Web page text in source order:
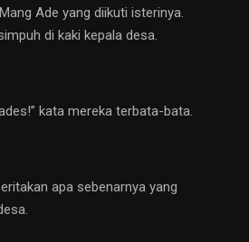
Ade yang diikuti isterinya.
di kaki kepala desa.
kata mereka terbata-bata.
apa sebenarnya yang